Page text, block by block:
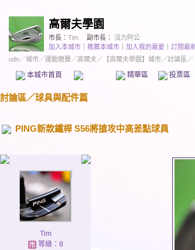
高爾夫學園
市長： Tim 副市長： 沒力阿公
加入本城市
推薦本城市 加入我的最愛
訂閱最
udn／城市／運動競賽／高爾夫／ 【高爾夫學園】城市／討論區／
本城市首頁 精華區 投票區
討論區／球具與配件篇
PING新款鐵桿 S56將搶攻中高差點球員
Tim
等級：8